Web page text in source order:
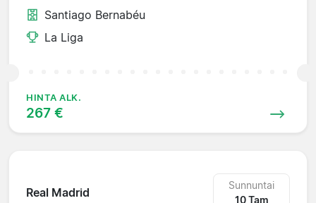
Santiago Bernabéu
La Liga
HINTA ALK.
267 €
Real Madrid
Sunnuntai
10 Tam